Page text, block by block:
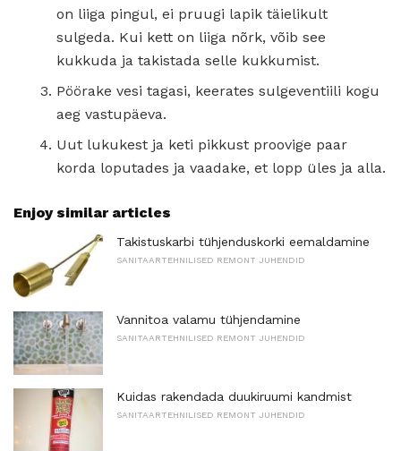
on liiga pingul, ei pruugi lapik täielikult
sulgeda. Kui kett on liiga nõrk, võib see
kukkuda ja takistada selle kukkumist.
Pöörake vesi tagasi, keerates sulgeventiili kogu
aeg vastupäeva.
Uut lukukest ja keti pikkust proovige paar
korda loputades ja vaadake, et lopp üles ja alla.
Enjoy similar articles
Takistuskarbi tühjenduskorki eemaldamine
SANITAARTEHNILISED REMONT JUHENDID
Vannitoa valamu tühjendamine
SANITAARTEHNILISED REMONT JUHENDID
Kuidas rakendada duukiruumi kandmist
SANITAARTEHNILISED REMONT JUHENDID